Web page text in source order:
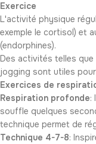
Exercice
L'activité physique
exemple le cortisol) et
(endorphines).
Des activités telles que
jogging sont utiles
Exercices de
Respiration profonde:
souffle quelques
technique permet de
Technique 4-7-8: